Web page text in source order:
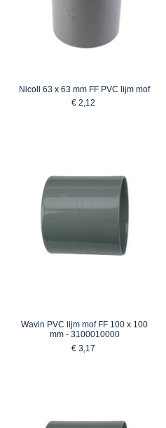
Nicoll 63 x 63 mm FF PVC lijm mof
€ 2,12
Wavin PVC lijm mof FF 100 x 100
mm - 3100010000
€ 3,17